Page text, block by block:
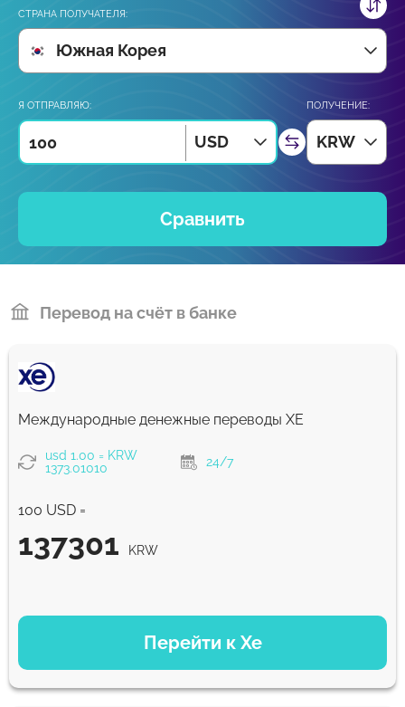
СТРАНА ПОЛУЧАТЕЛЯ:
Южная Корея
Я ОТПРАВЛЯЮ:
USD
ПОЛУЧЕНИЕ:
KRW
Сравнить
Перевод на счёт в банке
Международные денежные переводы ХЕ
usd 1.00 = KRW
1373.01010
24/7
100 USD =
137301 KRW
Перейти к Xe
ВАРИАНТЫ ОПЛАТЫ
137301 KRW NaN д